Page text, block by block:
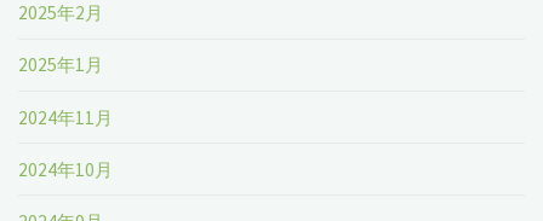
2025年2月
2025年1月
2024年11月
2024年10月